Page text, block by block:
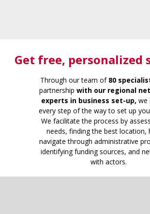
Get free, personalized
Through our team of 80
partnership with our regional
experts in business set-up, we
every step of the way to set up
We facilitate the process by
needs, finding the best location,
navigate through administrative
identifying funding sources, and
with actors.